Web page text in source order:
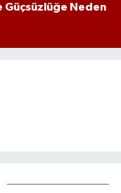
Güçsüzlüğe Neden